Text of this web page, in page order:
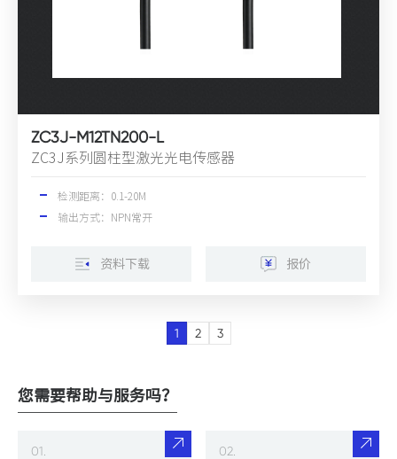
ZC3J-M12TN200-L
ZC3J系列圆柱型激光光电传感器
检测距离：0.1-20M
输出方式：NPN常开
资料下载 报价
1 2 3
您需要帮助与服务吗？
01. 02.